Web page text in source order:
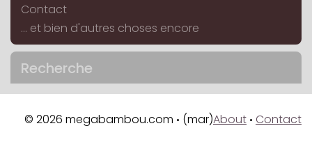
Contact
... et bien d'autres choses encore
Recherche
© 2026 megabambou.com • (mar)About • Contact